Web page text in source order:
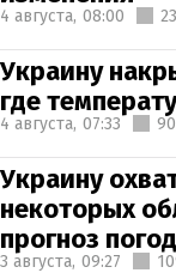
4 августа, 08:00
Украину
где
4 августа, 07:33
Украину
некоторых
прогноз
3 августа, 09:27